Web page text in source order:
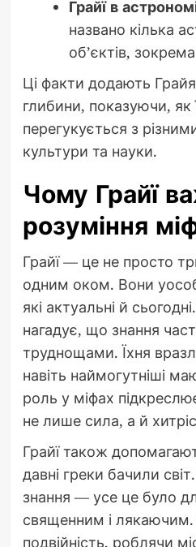
Грайї в
названо кілька
об’єктів,
Ці факти додають
глибини, показуючи, як
перегукується з
культури та науки.
Чому Грайї
розуміння
Грайї — це не просто
одним оком. Вони
які актуальні й
нагадує, що знання
труднощами. Їхня
навіть наймогутніші
роль у міфах
не лише сила, а й
Грайї також
давні греки бачили
знання — усе це було
священним і
подвійність, роблячи